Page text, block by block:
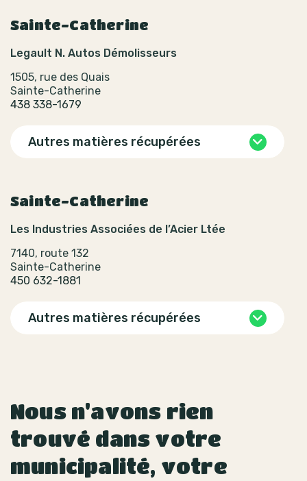
Sainte-Catherine
Legault N. Autos Démolisseurs
1505, rue des Quais
Sainte-Catherine
438 338-1679
Autres matières récupérées
Sainte-Catherine
Les Industries Associées de l’Acier Ltée
7140, route 132
Sainte-Catherine
450 632-1881
Autres matières récupérées
Nous n'avons rien
trouvé dans votre
municipalité, votre